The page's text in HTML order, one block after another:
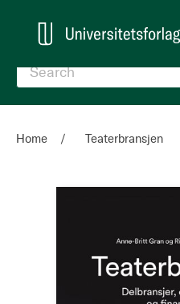
Home Teaterbransjen